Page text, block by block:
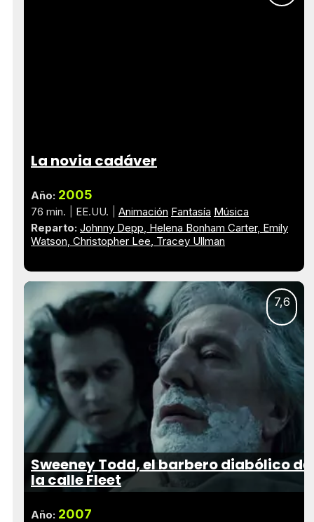
La novia cadáver
Año: 2005
76 min. EE.UU. Animación Fantasía Música
Reparto: Johnny Depp Helena Bonham Carter Emily
Watson Christopher Lee Tracey Ullman
7,6
Sweeney Todd, el barbero diabólico de
la calle Fleet
Año: 2007